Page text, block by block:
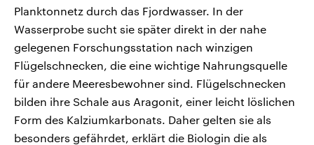
Planktonnetz durch das Fjordwasser. In der
Wasserprobe sucht sie später direkt in der nahe
gelegenen Forschungsstation nach winzigen
Flügelschnecken, die eine wichtige Nahrungsquelle
für andere Meeresbewohner sind. Flügelschnecken
bilden ihre Schale aus Aragonit, einer leicht löslichen
Form des Kalziumkarbonats. Daher gelten sie als
besonders gefährdet, erklärt die Biologin die als